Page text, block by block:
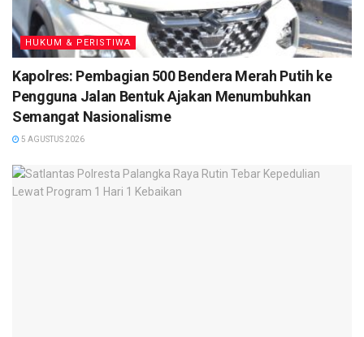
cepat. (TN)
HUKUM & PERISTIWA
Kapolres: Pembagian 500 Bendera Merah Putih ke
Pengguna Jalan Bentuk Ajakan Menumbuhkan
Semangat Nasionalisme
5 AGUSTUS 2026